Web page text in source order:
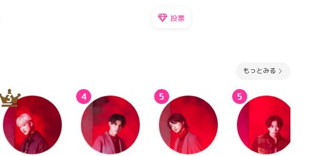
投票
もっとみる
3 4 5 5